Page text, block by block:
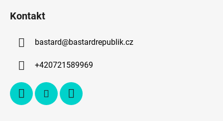
Kontakt
bastard@bastardrepublik.cz
+420721589969